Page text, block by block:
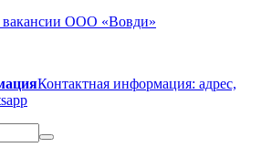
ООО «Вовди»
Контактная информация: адрес,